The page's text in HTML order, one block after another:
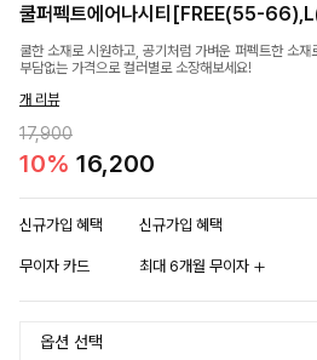
쿨퍼펙트에어나시티[FREE(55-
쿨한 소재로 시원하고, 공기처럼 가벼운 퍼펙트한 소
부담없는 가격으로 컬러별로 소장해보세요!
개 리뷰
17,900
10% 16,200
신규가입 혜택 신규가입 혜택
무이자 카드 최대 6개월 무이자